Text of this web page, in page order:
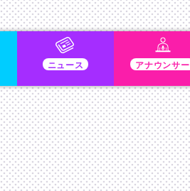
ニュース アナウンサー